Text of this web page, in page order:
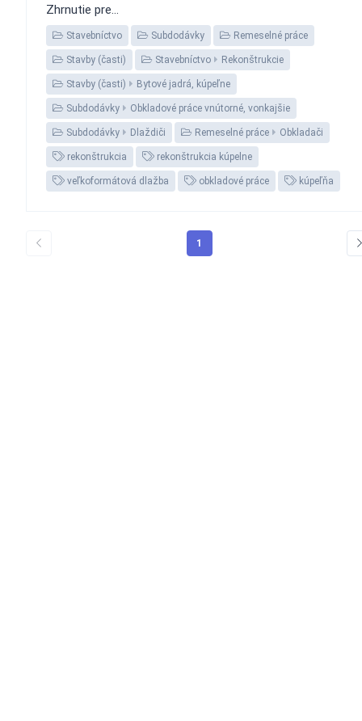
Zhrnutie pre...
Stavebníctvo Subdodávky Remeselné práce
Stavby (časti) Stavebníctvo Rekonštrukcie
Stavby (časti) Bytové jadrá, kúpeľne
Subdodávky Obkladové práce vnútorné, vonkajšie
Subdodávky Dlaždiči Remeselné práce Obkladači
rekonštrukcia rekonštrukcia kúpelne
veľkoformátová dlažba obkladové práce kúpeľňa
1